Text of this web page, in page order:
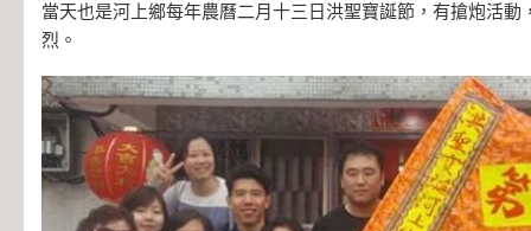
當天也是河上鄉每年農曆二月十三日洪聖寶誕節，有搶炮活動
烈。